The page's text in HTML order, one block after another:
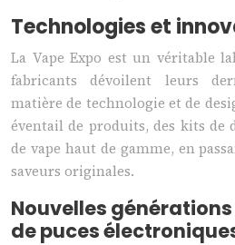
Technologies et
La Vape Expo est un véritable
fabricants dévoilent leurs
matière de technologie et de
éventail de produits, des kits de
de vape haut de gamme, en
saveurs originales.
Nouvelles
de puces